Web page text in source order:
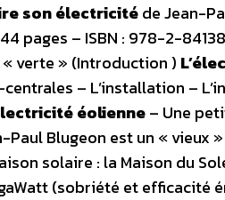
son électricitéde Jean-
pages – ISBN : 978-2-
verte » (Introduction )
– L’installation –
éolienne– Une
Paul Blugeon est un « vieux
solaire : la Maison du
(sobriété et efficacité